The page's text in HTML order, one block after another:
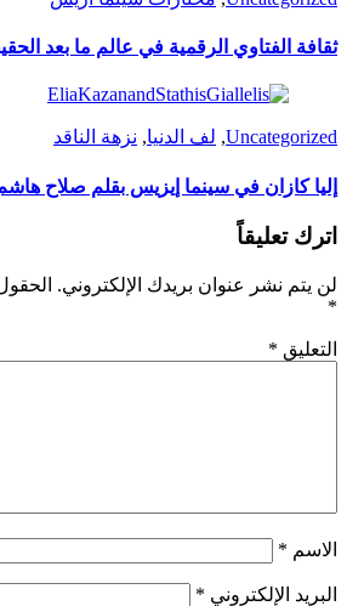
ثقافة الفتاوي الرقمية في عالم ما بعد
Uncategorized
, لف الدنيا, نزهة الناقد
إليا كازان في سينما إيزيس بقلم صلاح
اترك تعليقاً
لن يتم نشر عنوان بريدك الإلكتروني.
*
التعليق *
الاسم *
البريد الإلكتروني *